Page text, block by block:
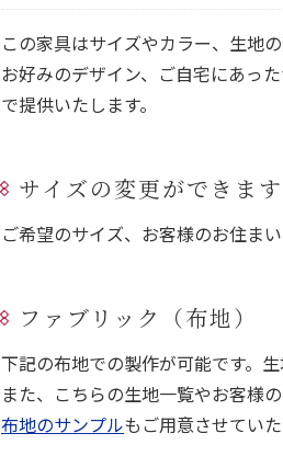
この家具はサイズやカラー、生地
お好みのデザイン、ご自宅にあっ
で提供いたします。
サイズの変更ができます
ご希望のサイズ、お客様のお住ま
ファブリック（布地）
下記の布地での製作が可能です。
また、こちらの生地一覧やお客様
布地のサンプルもご用意させてい